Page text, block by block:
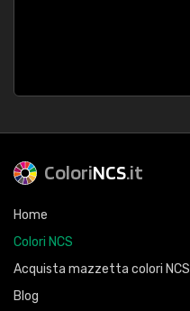
ColoriNCS.it
Home
Colori NCS
Acquista mazzetta colori NCS
Blog